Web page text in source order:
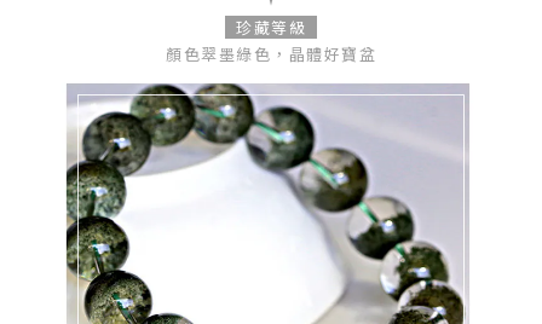
珍藏等級
顏色翠墨綠色，晶體好寶盆